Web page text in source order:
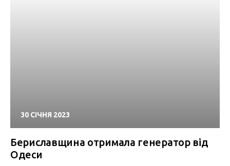
30 СІЧНЯ 2023
Бериславщина отримала генератор від
Одеси